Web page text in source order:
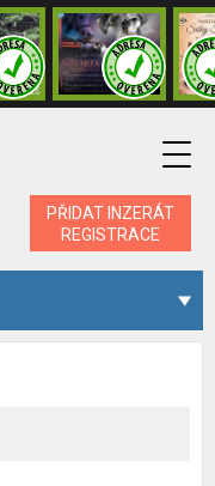
PŘIDAT INZERÁT
REGISTRACE